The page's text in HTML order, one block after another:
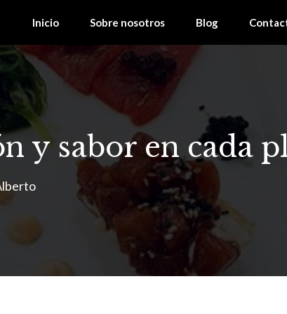
Inicio Sobre nosotros Blog
y sabor en cada